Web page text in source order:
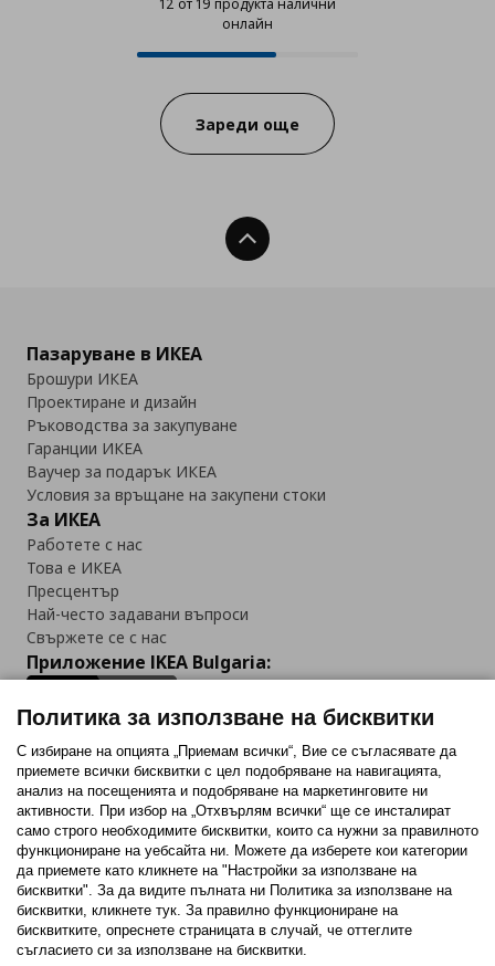
12 от 19 продукта налични
онлайн
12 от 19 продукта налични
Progress:
Зареди още
Нагоре
Пазаруване в ИКЕА
Брошури ИКЕА
Проектиране и дизайн
Ръководства за закупуване
Гаранции ИКЕА
Ваучер за подарък ИКЕА
Условия за връщане на закупени стоки
За ИКЕА
Работете с нас
Това е ИКЕА
Пресцентър
Най-често задавани въпроси
Свържете се с нас
Приложение IKEA Bulgaria:
Последвайте ни:
FacebookTwitterYoutubePinterestInstagram
Политика за използване на бисквитки (Cookies)
Политика за използване на бисквитки
С избиране на опцията „Приемам всички“, Вие се съгласявате да
приемете всички бисквитки с цел подобряване на навигацията,
анализ на посещенията и подобряване на маркетинговите ни
активности. При избор на „Отхвърлям всички“ ще се инсталират
само строго необходимитe бисквитки, които са нужни за правилното
функциониране на уебсайта ни. Можете да изберете кои категории
да приемете като кликнете на "Настройки за използване на
бисквитки". За да видите пълната ни Политика за използване на
бисквитки, кликнете тук. За правилно функциониране на
бисквитките, опреснете страницата в случай, че оттеглите
съгласието си за използване на бисквитки.